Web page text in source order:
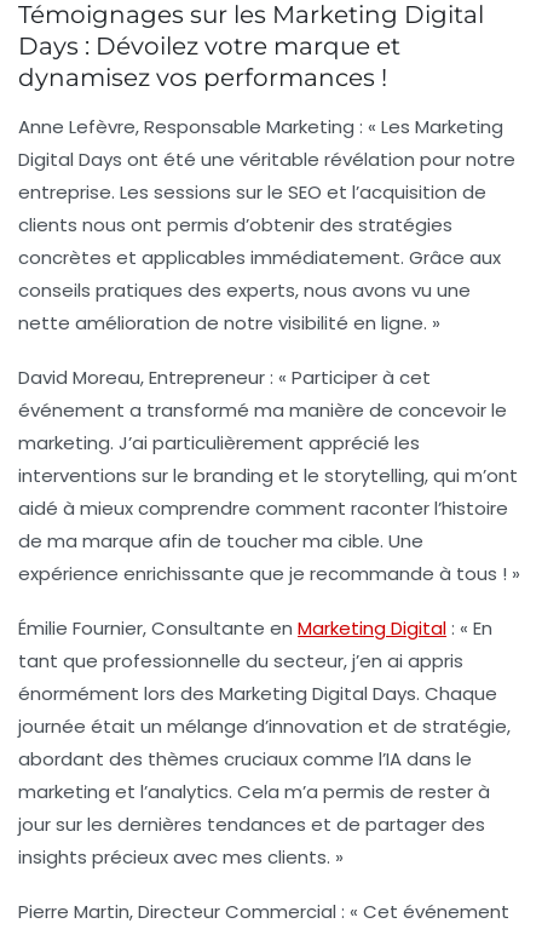
Témoignages sur les Marketing Digital
Days : Dévoilez votre marque et
dynamisez vos performances !
Anne Lefèvre, Responsable Marketing : « Les Marketing
Digital Days ont été une véritable révélation pour notre
entreprise. Les sessions sur le SEO et l’acquisition de
clients nous ont permis d’obtenir des stratégies
concrètes et applicables immédiatement. Grâce aux
conseils pratiques des experts, nous avons vu une
nette amélioration de notre visibilité en ligne. »
David Moreau, Entrepreneur : « Participer à cet
événement a transformé ma manière de concevoir le
marketing. J’ai particulièrement apprécié les
interventions sur le branding et le storytelling, qui m’ont
aidé à mieux comprendre comment raconter l’histoire
de ma marque afin de toucher ma cible. Une
expérience enrichissante que je recommande à tous ! »
Émilie Fournier, Consultante en Marketing Digital: « En
tant que professionnelle du secteur, j’en ai appris
énormément lors des Marketing Digital Days. Chaque
journée était un mélange d’innovation et de stratégie,
abordant des thèmes cruciaux comme l’IAdans le
marketing et l’analytics. Cela m’a permis de rester à
jour sur les dernières tendances et de partager des
insights précieux avec mes clients. »
Pierre Martin, Directeur Commercial : « Cet événement